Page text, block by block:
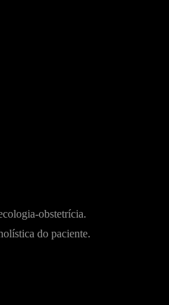
obstetrícia.
do paciente.